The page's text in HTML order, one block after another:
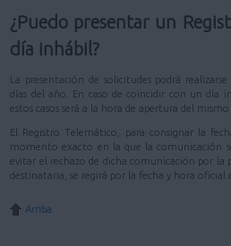
¿Puedo presentar un
día inhábil?
La presentación de solicitudes podrá
días del año. En caso de coincidir con un día
estos casos será a la hora de apertura del
El Registro Telemático, para consignar la
momento exacto en la que la comunicación
evitar el rechazo de dicha comunicación por la
destinataria, se regirá por la fecha y hora oficial
Arriba